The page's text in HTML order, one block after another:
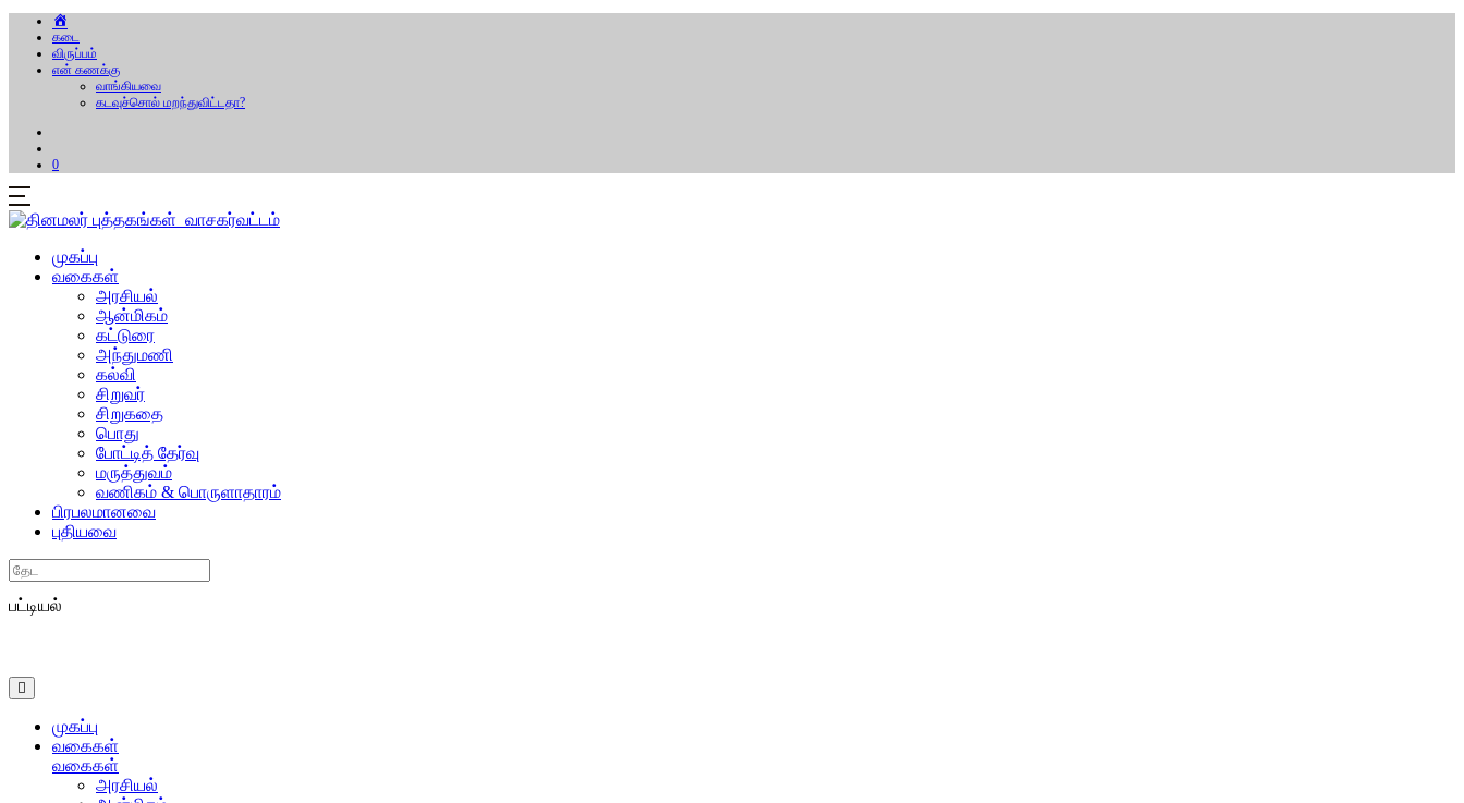
கடை
விருப்பம்
என் கணக்கு
வாங்கியவை
கடவுச்சொல் மறந்துவிட்டதா?
0
முகப்பு
வகைகள்
அரசியல்
ஆன்மிகம்
கட்டுரை
அந்துமணி
கல்வி
சிறுவர்
சிறுகதை
பொது
போட்டித் தேர்வு
மருத்துவம்
வணிகம் & பொருளாதாரம்
பிரபலமானவை
புதியவை
Search
பட்டியல்
முகப்பு
வகைகள்
வகைகள்
அரசியல்